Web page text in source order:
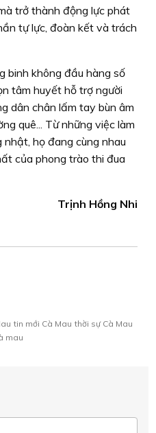
trở thành động lực phát
tự lực, đoàn kết và trách
binh không đầu hàng số
tâm huyết hỗ trợ người
dân chân lấm tay bùn âm
quê... Từ những việc làm
họ đang cùng nhau
của phong trào thi đua
Trịnh Hồng Nhi
tin mới Cà Mau thời sự Cà Mau
mau